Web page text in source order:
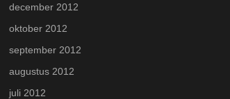
december 2012
oktober 2012
september 2012
augustus 2012
juli 2012